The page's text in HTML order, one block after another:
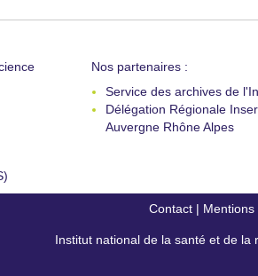
Nos partenaires :
Service des archives de
Délégation Régionale
Auvergne Rhône Alpes
Contact| Mentions
Institut national de la santé et de la